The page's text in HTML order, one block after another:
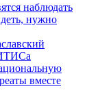
наблюдать
нужно
вместе